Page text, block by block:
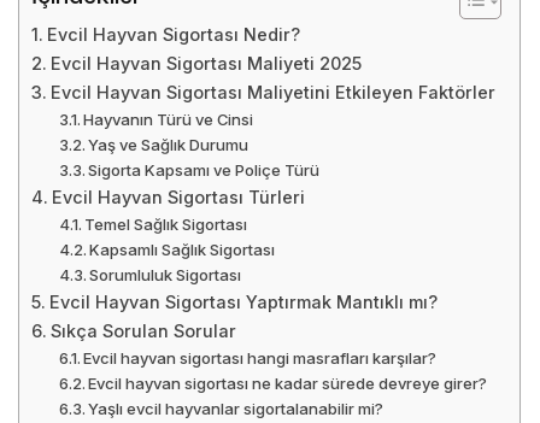
Evcil Hayvan Sigortası Nedir?
Evcil Hayvan Sigortası Maliyeti 2025
Evcil Hayvan Sigortası Maliyetini Etkileyen Faktörler
Hayvanın Türü ve Cinsi
Yaş ve Sağlık Durumu
Sigorta Kapsamı ve Poliçe Türü
Evcil Hayvan Sigortası Türleri
Temel Sağlık Sigortası
Kapsamlı Sağlık Sigortası
Sorumluluk Sigortası
Evcil Hayvan Sigortası Yaptırmak Mantıklı mı?
Sıkça Sorulan Sorular
Evcil hayvan sigortası hangi masrafları karşılar?
Evcil hayvan sigortası ne kadar sürede devreye girer?
Yaşlı evcil hayvanlar sigortalanabilir mi?